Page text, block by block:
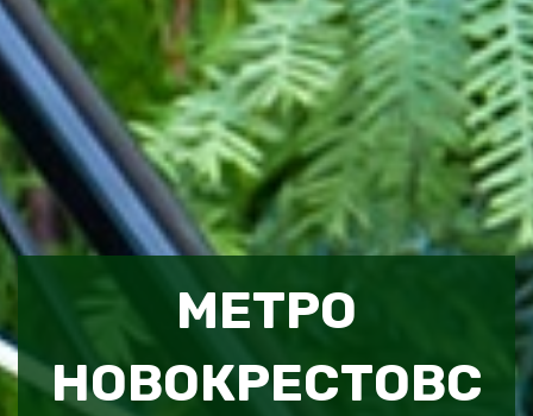
МЕТРО
НОВОКРЕСТОВС